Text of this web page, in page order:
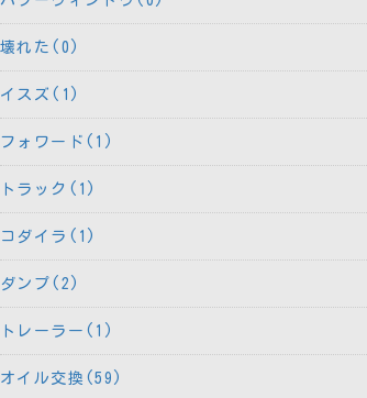
壊れた(0)
イスズ(1)
フォワード(1)
トラック(1)
コダイラ(1)
ダンプ(2)
トレーラー(1)
オイル交換(59)